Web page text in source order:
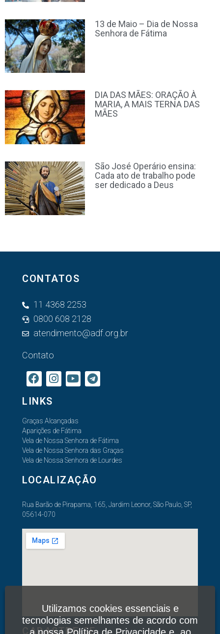
13 de Maio – Dia de Nossa
Senhora de Fátima
DIA DAS MÃES: ORAÇÃO À
MARIA, A MAIS TERNA DAS
MÃES
São José Operário ensina:
Cada ato de trabalho pode
ser dedicado a Deus
CONTATOS
11 4368 2253
0800 608 2128
atendimento@adf.org.br
Contato
LINKS
Graças Alcançadas
Aparições de Fátima
Vela de Nossa Senhora de Fátima
Vela de Nossa Senhora das Graças
Vela de Nossa Senhora de Lourdes
LOCALIZAÇÃO
Rua Barão de Pirapama, 165, Jardim Leonor, São Paulo, SP,
05614-070
CADASTRE-SE
Utilizamos cookies essenciais e
tecnologias semelhantes de acordo com